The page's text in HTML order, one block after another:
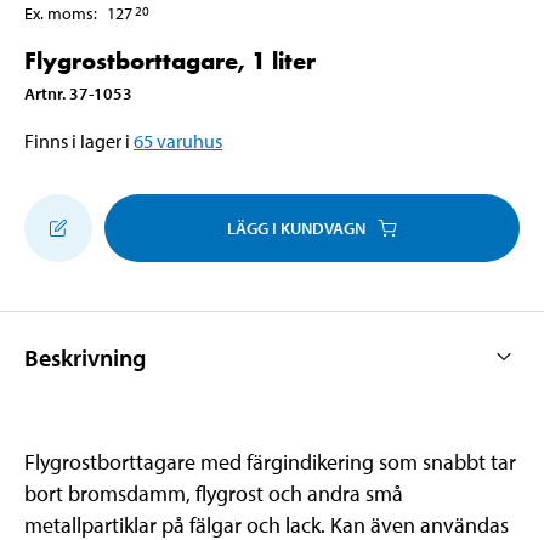
Ex. moms: 12720
Flygrostborttagare, 1 liter
Artnr. 37-1053
Finns i lager i 65varuhus
LÄGG I KUNDVAGN
Beskrivning
Flygrostborttagare med färgindikering som snabbt tar
bort bromsdamm, flygrost och andra små
metallpartiklar på fälgar och lack. Kan även användas